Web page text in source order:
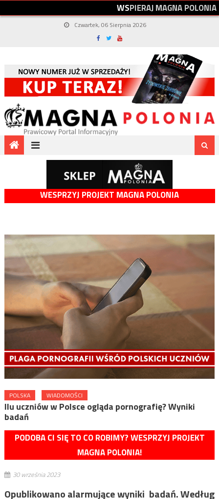
WSPIERAJMAGNAPOLONIA
Czwartek, 06 Sierpnia 2026
WESPRZYJ PROJEKT MAGNA POLONIA
POLSKA WIADOMOŚCI
Ilu uczniów w Polsce ogląda pornografię? Wyniki
badań
PODOBA CI SIĘ TO CO ROBIMY? WESPRZYJ PROJEKT
MAGNA POLONIA!
30 września 2023
Opublikowano alarmujące wyniki badań. Według